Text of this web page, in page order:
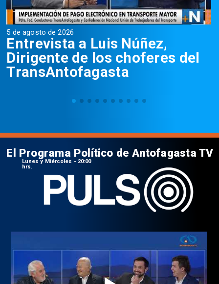
5 de agosto de 2026
Entrevista a Luis Núñez,
Dirigente de los choferes del
TransAntofagasta
El Programa Político de Antofagasta TV
Lunes y Miércoles - 20:00
hrs.